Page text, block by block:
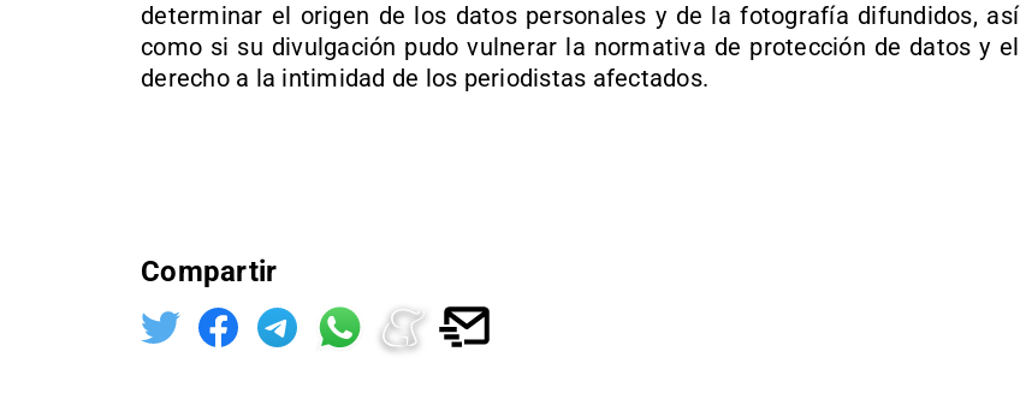
determinar el origen de los datos personales y de la fotografía difundidos, así
como si su divulgación pudo vulnerar la normativa de protección de datos y el
derecho a la intimidad de los periodistas afectados.
Compartir